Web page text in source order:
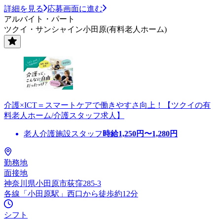
詳細を見る
応募画面に進む
アルバイト・パート
ツクイ・サンシャイン小田原(有料老人ホーム)
介護×ICT＝スマートケアで働きやすさ向上！【ツクイの有
料老人ホーム/介護スタッフ求人】
老人介護施設スタッフ 時給1,250円〜1,280円
勤務地
面接地
神奈川県小田原市荻窪285-3
各線「小田原駅」西口から徒歩約12分
シフト